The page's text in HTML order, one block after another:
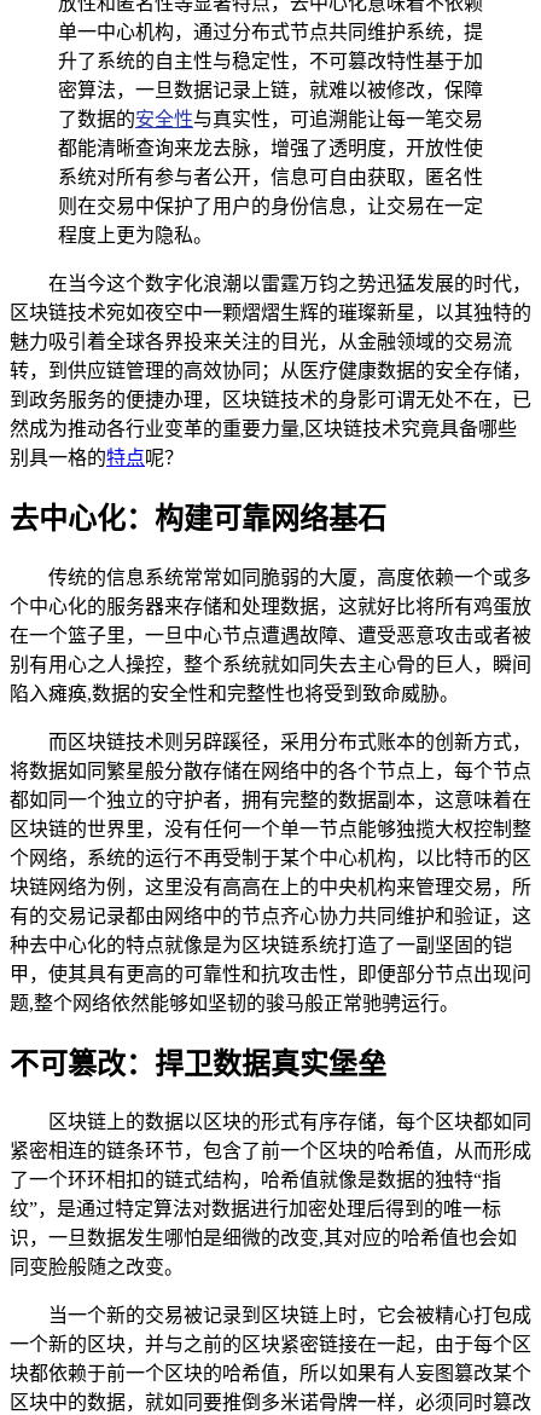
单一中心机构，通过分布式节点共同维护系统，提
升了系统的自主性与稳定性，不可篡改特性基于加
密算法，一旦数据记录上链，就难以被修改，保障
了数据的安全性与真实性，可追溯能让每一笔交易
都能清晰查询来龙去脉，增强了透明度，开放性使
系统对所有参与者公开，信息可自由获取，匿名性
则在交易中保护了用户的身份信息，让交易在一定
程度上更为隐私。
在当今这个数字化浪潮以雷霆万钧之势迅猛发展的时代，
区块链技术宛如夜空中一颗熠熠生辉的璀璨新星，以其独特的
魅力吸引着全球各界投来关注的目光，从金融领域的交易流
转，到供应链管理的高效协同；从医疗健康数据的安全存储，
到政务服务的便捷办理，区块链技术的身影可谓无处不在，已
然成为推动各行业变革的重要力量,区块链技术究竟具备哪些
别具一格的特点呢？
去中心化：构建可靠网络基石
传统的信息系统常常如同脆弱的大厦，高度依赖一个或多
个中心化的服务器来存储和处理数据，这就好比将所有鸡蛋放
在一个篮子里，一旦中心节点遭遇故障、遭受恶意攻击或者被
别有用心之人操控，整个系统就如同失去主心骨的巨人，瞬间
陷入瘫痪,数据的安全性和完整性也将受到致命威胁。
而区块链技术则另辟蹊径，采用分布式账本的创新方式，
将数据如同繁星般分散存储在网络中的各个节点上，每个节点
都如同一个独立的守护者，拥有完整的数据副本，这意味着在
区块链的世界里，没有任何一个单一节点能够独揽大权控制整
个网络，系统的运行不再受制于某个中心机构，以比特币的区
块链网络为例，这里没有高高在上的中央机构来管理交易，所
有的交易记录都由网络中的节点齐心协力共同维护和验证，这
种去中心化的特点就像是为区块链系统打造了一副坚固的铠
甲，使其具有更高的可靠性和抗攻击性，即便部分节点出现问
题,整个网络依然能够如坚韧的骏马般正常驰骋运行。
不可篡改：捍卫数据真实堡垒
区块链上的数据以区块的形式有序存储，每个区块都如同
紧密相连的链条环节，包含了前一个区块的哈希值，从而形成
了一个环环相扣的链式结构，哈希值就像是数据的独特“指
纹”，是通过特定算法对数据进行加密处理后得到的唯一标
识，一旦数据发生哪怕是细微的改变,其对应的哈希值也会如
同变脸般随之改变。
当一个新的交易被记录到区块链上时，它会被精心打包成
一个新的区块，并与之前的区块紧密链接在一起，由于每个区
块都依赖于前一个区块的哈希值，所以如果有人妄图篡改某个
区块中的数据，就如同要推倒多米诺骨牌一样，必须同时篡改